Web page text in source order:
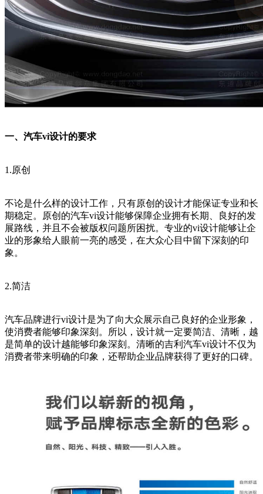
一、汽车vi设计的要求
1.原创
不论是什么样的设计工作，只有原创的设计才能保证专业和长
期稳定。原创的汽车vi设计能够保障企业拥有长期、良好的发
展路线，并且不会被版权问题所困扰。专业的vi设计能够让企
业的形象给人眼前一亮的感受，在大众心目中留下深刻的印
象。
2.简洁
汽车品牌进行vi设计是为了向大众展示自己良好的企业形象，
使消费者能够印象深刻。所以，设计就一定要简洁、清晰，越
是简单的设计越能够印象深刻。清晰的吉利汽车vi设计不仅为
消费者带来明确的印象，还帮助企业品牌获得了更好的口碑。